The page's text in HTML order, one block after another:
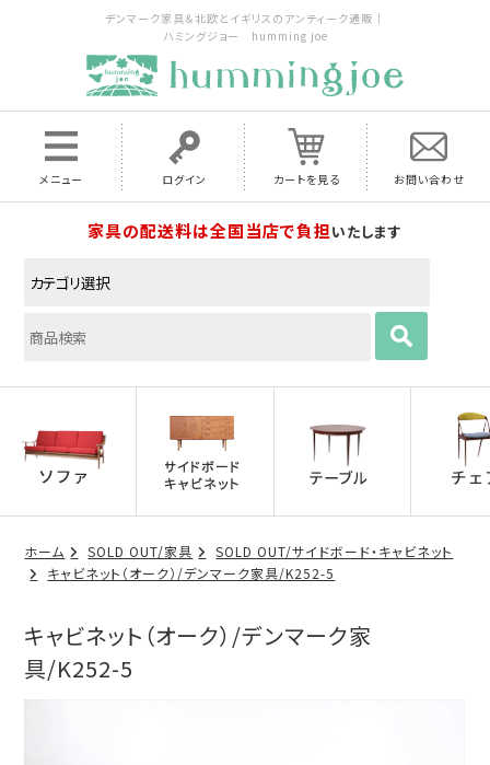
デンマーク家具＆北欧とイギリスのアンティーク通販｜
ハミングジョー humming joe
メニュー ログイン カートを見る お問い合わせ
家具の配送料は全国当店で負担いたします
ホーム SOLD OUT/家具
SOLD OUT/サイドボード・キャビネット
キャビネット（オーク）/デンマーク家具/K252-5
キャビネット（オーク）/デンマーク家
具/K252-5